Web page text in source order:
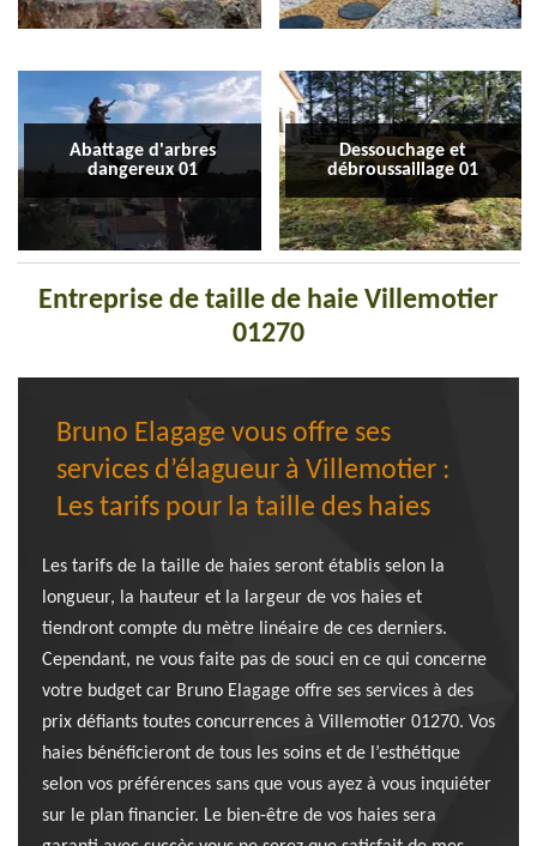
Abattage d'arbres
dangereux 01
Dessouchage et
débroussaillage 01
Entreprise de taille de haie Villemotier
01270
Bruno Elagage vous offre ses
services d’élagueur à Villemotier :
Les tarifs pour la taille des haies
Les tarifs de la taille de haies seront établis selon la
longueur, la hauteur et la largeur de vos haies et
tiendront compte du mètre linéaire de ces derniers.
Cependant, ne vous faite pas de souci en ce qui concerne
votre budget car Bruno Elagage offre ses services à des
prix défiants toutes concurrences à Villemotier 01270. Vos
haies bénéficieront de tous les soins et de l’esthétique
selon vos préférences sans que vous ayez à vous inquiéter
sur le plan financier. Le bien-être de vos haies sera